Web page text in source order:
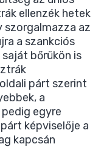
ellenzék hetek
szorgalmazza az
a szankciós
bőrükön is
párt szerint
a
egyre
képviselője a
kapcsán